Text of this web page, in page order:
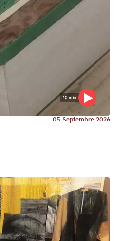
10 min
05 Septembre 2026